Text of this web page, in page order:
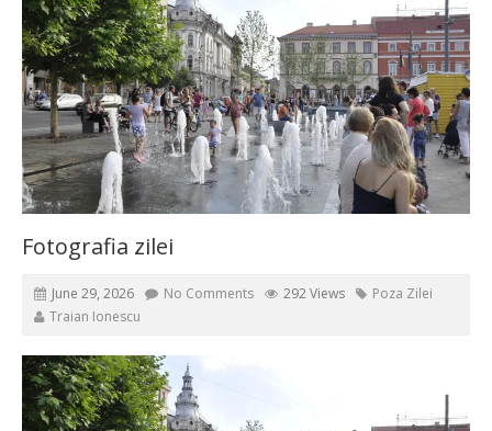
Fotografia zilei
June 29, 2026 No Comments 292 Views
Poza Zilei
Traian Ionescu